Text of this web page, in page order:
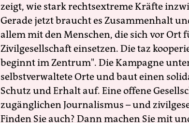
zeigt, wie stark rechtsextreme Kräfte
Gerade jetzt braucht es Zusammenhalt
allem mit den Menschen, die sich vor Ort
Zivilgesellschaft einsetzen. Die taz
beginnt im Zentrum". Die Kampagne
selbstverwaltete Orte und baut einen
Schutz und Erhalt auf. Eine offene
zugänglichen Journalismus – und
Finden Sie auch? Dann machen Sie mit